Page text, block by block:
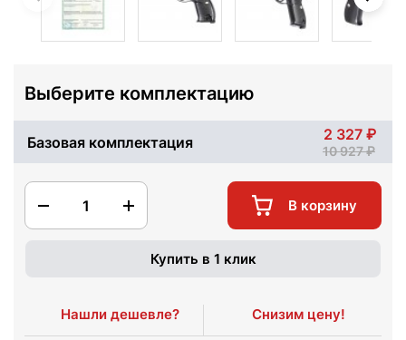
Выберите комплектацию
Базовая комплектация 2 327
10 927
1 В корзину
Купить в 1 клик
Нашли дешевле? Снизим цену!